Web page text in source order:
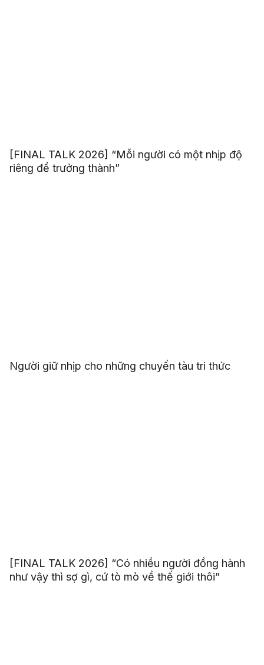
[FINAL TALK 2026] “Mỗi người có một nhịp độ
riêng để trưởng thành”
Người giữ nhịp cho những chuyến tàu tri thức
[FINAL TALK 2026] “Có nhiều người đồng hành
như vậy thì sợ gì, cứ tò mò về thế giới thôi”